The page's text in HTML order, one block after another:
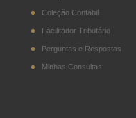
DITR - Declaração do
Imposto sobre a
Coleção Contábil
Facilitador Tributário
Perguntas e Respostas
Minhas Consultas